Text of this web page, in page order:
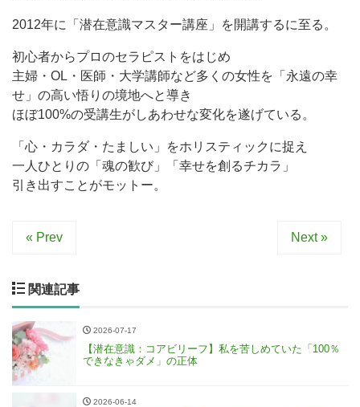
2012年に「潜在意識マスター講座」を開講するに至る。
初心者からプロのセラピストをはじめ
主婦・OL・医師・大学講師など多くの女性を「永遠の幸
せ」の高い悟りの境地へと導き
ほぼ100%の受講生がしあわせな変化を遂げている。
「心・カラダ・たましい」をホリスティックに捉え
一人ひとりの「魂の歓び」「幸せを創るチカラ」
引き出すことがモットー。
« Prev Next »
関連記事
2026-07-17
【潜在意識：コアビリーフ】私を苦しめていた「100％
できなきゃダメ」の正体
2026-06-14